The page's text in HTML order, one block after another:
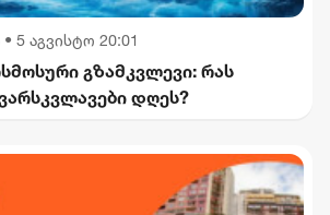
• 5 აგვისტო 20:01
გზამკვლევი: რას
დღეს?